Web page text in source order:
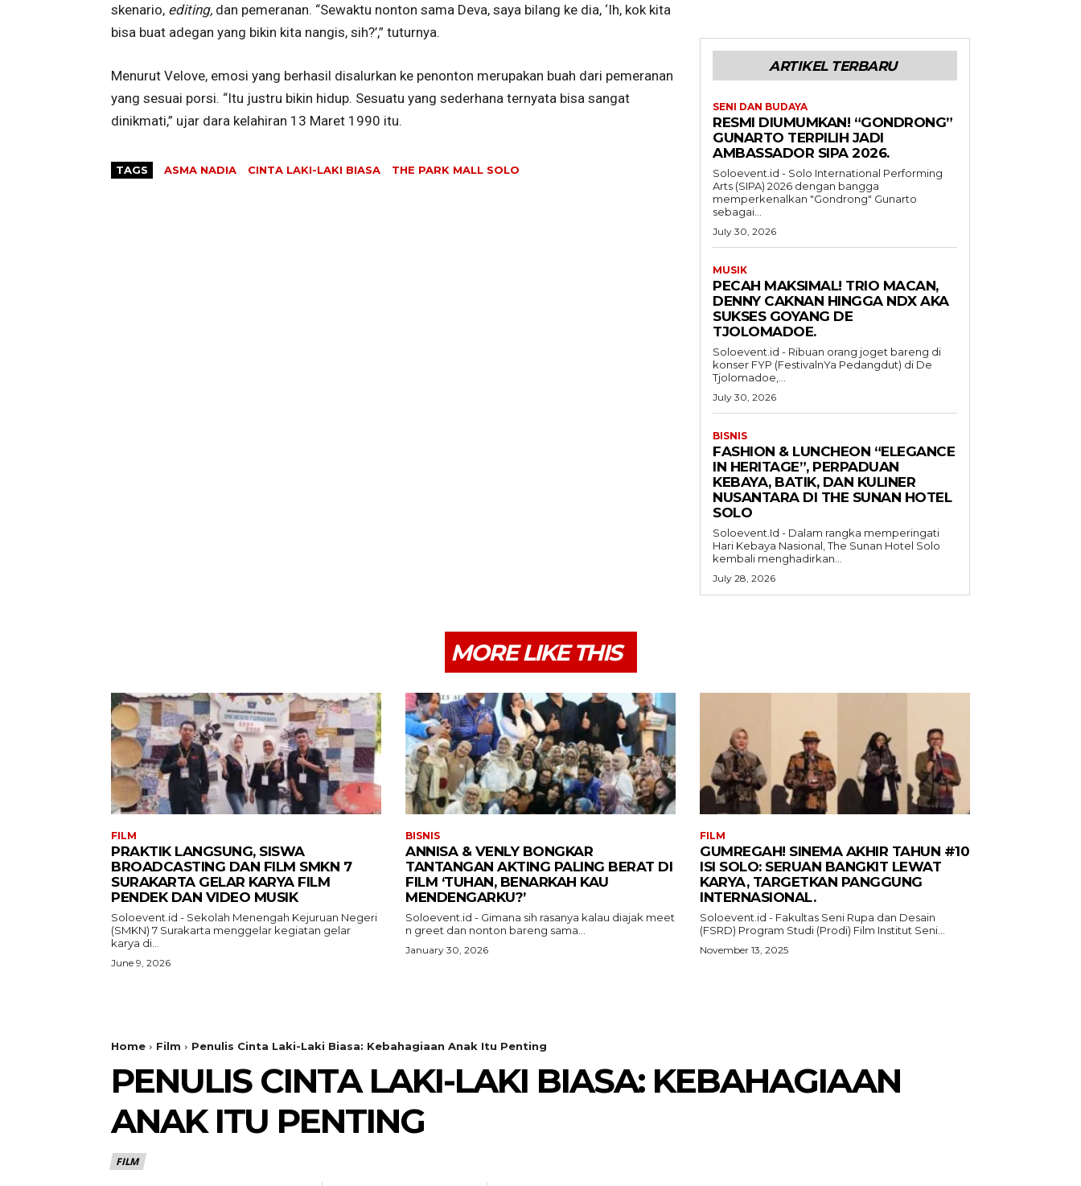
skenario, editing, dan pemeranan. “Sewaktu nonton sama Deva, saya bilang ke dia, ‘Ih, kok kita
bisa buat adegan yang bikin kita nangis, sih?’,” tuturnya.
Menurut Velove, emosi yang berhasil disalurkan ke penonton merupakan buah dari pemeranan
yang sesuai porsi. “Itu justru bikin hidup. Sesuatu yang sederhana ternyata bisa sangat
dinikmati,” ujar dara kelahiran 13 Maret 1990 itu.
TAGS ASMA NADIA CINTA LAKI-LAKI BIASA THE PARK MALL SOLO
ARTIKEL TERBARU
SENI DAN BUDAYA
RESMI DIUMUMKAN! “GONDRONG”
GUNARTO TERPILIH JADI
AMBASSADOR SIPA 2026.
Soloevent.id - Solo International Performing
Arts (SIPA) 2026 dengan bangga
memperkenalkan "Gondrong" Gunarto
sebagai...
July 30, 2026
MUSIK
PECAH MAKSIMAL! TRIO MACAN,
DENNY CAKNAN HINGGA NDX AKA
SUKSES GOYANG DE
TJOLOMADOE.
Soloevent.id - Ribuan orang joget bareng di
konser FYP (FestivalnYa Pedangdut) di De
Tjolomadoe,...
July 30, 2026
BISNIS
FASHION & LUNCHEON “ELEGANCE
IN HERITAGE”, PERPADUAN
KEBAYA, BATIK, DAN KULINER
NUSANTARA DI THE SUNAN HOTEL
SOLO
Soloevent.Id - Dalam rangka memperingati
Hari Kebaya Nasional, The Sunan Hotel Solo
kembali menghadirkan...
July 28, 2026
MORE LIKE THIS
FILM
PRAKTIK LANGSUNG, SISWA
BROADCASTING DAN FILM SMKN 7
SURAKARTA GELAR KARYA FILM
PENDEK DAN VIDEO MUSIK
Soloevent.id - Sekolah Menengah Kejuruan Negeri
(SMKN) 7 Surakarta menggelar kegiatan gelar
karya di...
June 9, 2026
BISNIS
ANNISA & VENLY BONGKAR
TANTANGAN AKTING PALING BERAT DI
FILM ‘TUHAN, BENARKAH KAU
MENDENGARKU?’
Soloevent.id - Gimana sih rasanya kalau diajak meet
n greet dan nonton bareng sama...
January 30, 2026
FILM
GUMREGAH! SINEMA AKHIR TAHUN #10
ISI SOLO: SERUAN BANGKIT LEWAT
KARYA, TARGETKAN PANGGUNG
INTERNASIONAL.
Soloevent.id - Fakultas Seni Rupa dan Desain
(FSRD) Program Studi (Prodi) Film Institut Seni...
November 13, 2025